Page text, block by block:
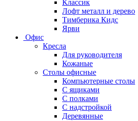
Классик
Лофт металл и дерево
Тимберика Кидс
Ярви
Офис
Кресла
Для руководителя
Кожаные
Столы офисные
Компьютерные столы
С ящиками
С полками
С надстройкой
Деревянные